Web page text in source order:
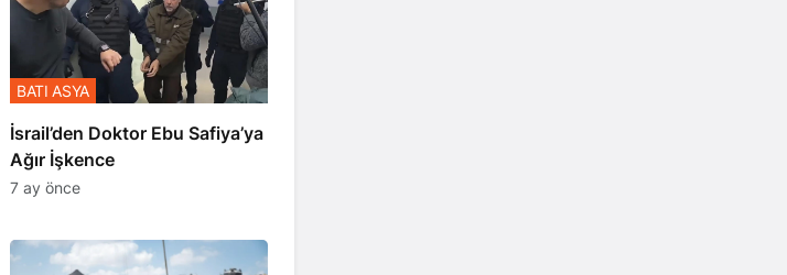
İsrail’den Doktor Ebu Safiya’ya
Ağır İşkence
BATI ASYA
7 ay önce